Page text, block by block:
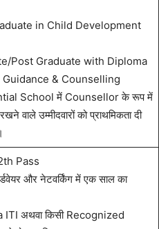
in Child Development
Post Graduate with Diploma
& Counselling
School में Counsellor के रूप में
वाले उम्मीदवारों को प्राथमिकता दी
Pass
और नेटवर्किंग में एक साल का
ITI अथवा किसी Recognized